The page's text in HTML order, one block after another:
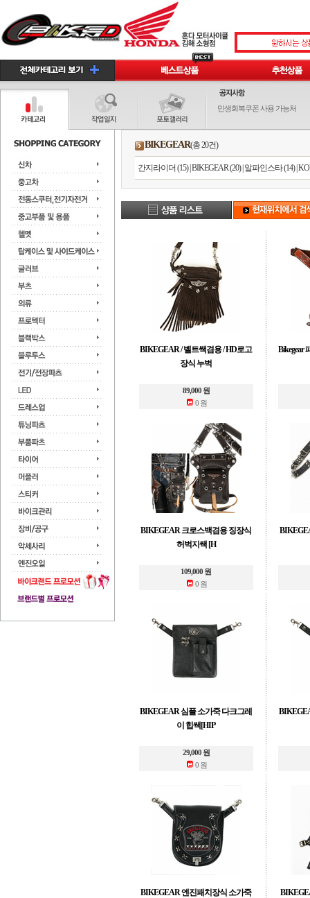
민생회복쿠폰 사용 가능처
BIKEGEAR(총 20건)
간지라이더 (15)|BIKEGEAR (20)| 알파인스타 (14)|
BIKEGEAR / 벨트쌕겸용 / HD로고
장식 누벅
89,000 원
0 원
Bikegear
BIKEGEAR 크로스백겸용 징장식
허벅지쌕 [H
109,000 원
0 원
BIKEGEAR 심플 소가죽 다크그레
이 힙쌕[HIP
29,000 원
0 원
BIKEGEAR 엔진패치장식 소가죽